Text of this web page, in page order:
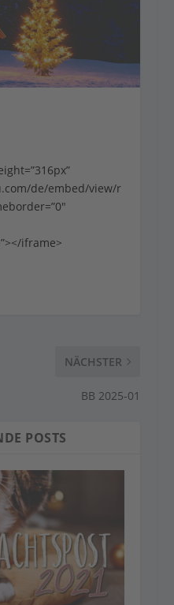
de/embed/view/r
iframe>
NÄCHSTER
BB 2025-01
POSTS